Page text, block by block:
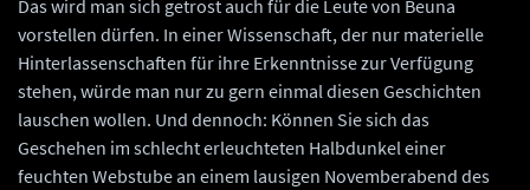
Das wird man sich getrost auch für die Leute von Beuna
vorstellen dürfen. In einer Wissenschaft, der nur materielle
Hinterlassenschaften für ihre Erkenntnisse zur Verfügung
stehen, würde man nur zu gern einmal diesen Geschichten
lauschen wollen. Und dennoch: Können Sie sich das
Geschehen im schlecht erleuchteten Halbdunkel einer
feuchten Webstube an einem lausigen Novemberabend des